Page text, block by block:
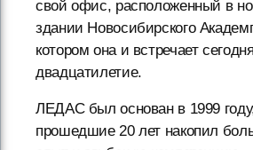
свой офис, расположенный в
здании Новосибирского
котором она и встречает
двадцатилетие.
ЛЕДАС был основан в 1999
прошедшие 20 лет накопил